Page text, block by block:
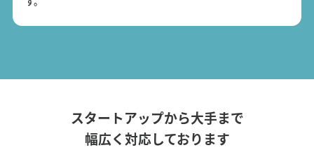
スタートアップから大手まで
幅広く対応しております